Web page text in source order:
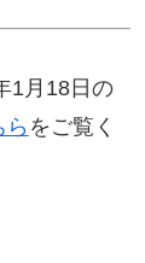
1月18日の
ら をご覧く